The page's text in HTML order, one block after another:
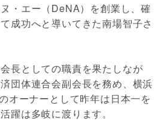
・エー（DeNA）を創業し、確
成功へと導いてきた南場智子さ
長としての職責を果たしなが
団体連合会副会長を務め、横浜
オーナーとして昨年は日本一を
躍は多岐に渡ります。